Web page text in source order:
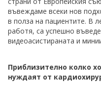
въвеждаме всеки нов
в полза на пациентите. В
работя, са успешно
видеоасистираната и
Приблизително колко
нуждаят от